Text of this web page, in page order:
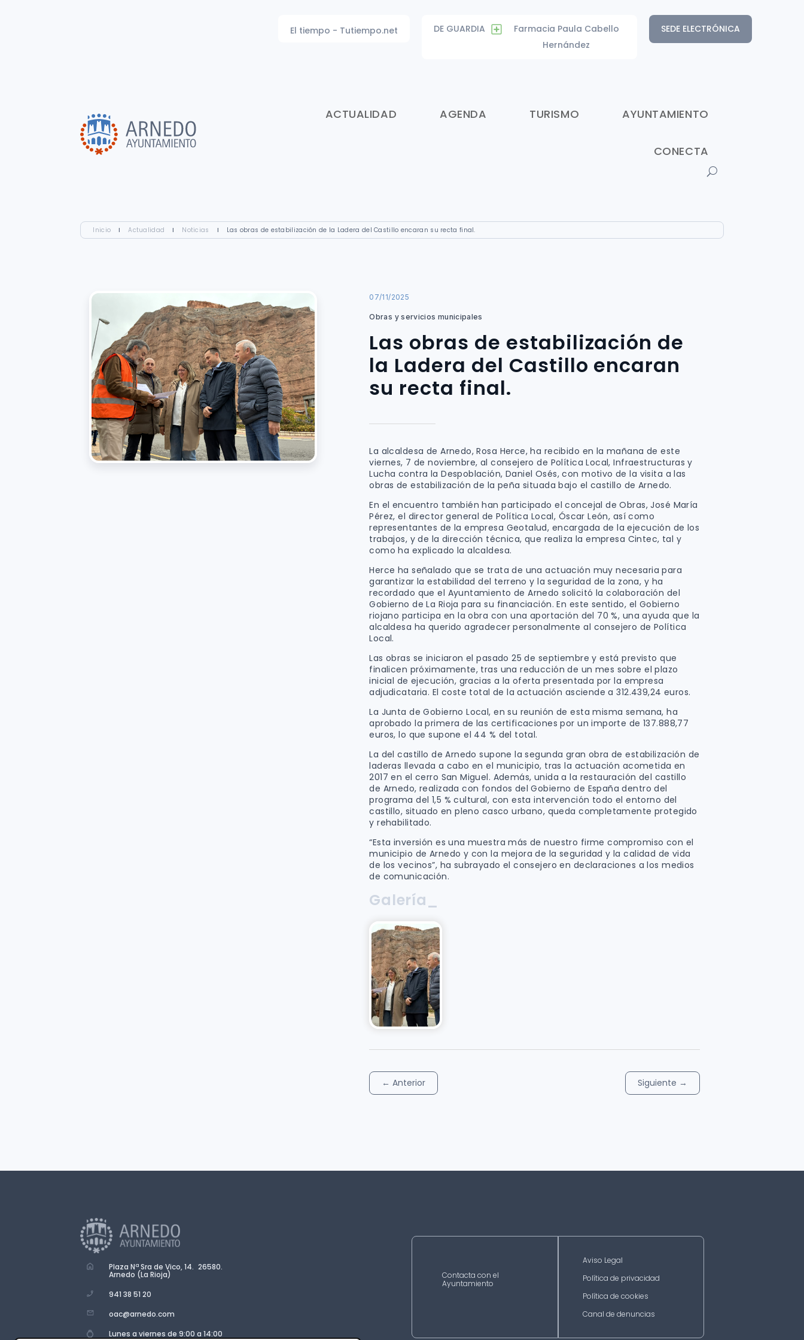
SEDE ELECTRÓNICA
DE GUARDIA
Farmacia Paula Cabello
Hernández
El tiempo - Tutiempo.net
ACTUALIDAD AGENDA TURISMO AYUNTAMIENTO
CONECTA
Inicio I Actualidad I Noticias I Las obras de estabilización de la Ladera del Castillo encaran su recta final.
07/11/2025
Obras y servicios municipales
Las obras de estabilización de
la Ladera del Castillo encaran
su recta final.
La alcaldesa de Arnedo, Rosa Herce, ha recibido en la mañana de este
viernes, 7 de noviembre, al consejero de Política Local, Infraestructuras y
Lucha contra la Despoblación, Daniel Osés, con motivo de la visita a las
obras de estabilización de la peña situada bajo el castillo de Arnedo.
En el encuentro también han participado el concejal de Obras, José María
Pérez, el director general de Política Local, Óscar León, así como
representantes de la empresa Geotalud, encargada de la ejecución de los
trabajos, y de la dirección técnica, que realiza la empresa Cintec, tal y
como ha explicado la alcaldesa.
Herce ha señalado que se trata de una actuación muy necesaria para
garantizar la estabilidad del terreno y la seguridad de la zona, y ha
recordado que el Ayuntamiento de Arnedo solicitó la colaboración del
Gobierno de La Rioja para su financiación. En este sentido, el Gobierno
riojano participa en la obra con una aportación del 70 %, una ayuda que la
alcaldesa ha querido agradecer personalmente al consejero de Política
Local.
Las obras se iniciaron el pasado 25 de septiembre y está previsto que
finalicen próximamente, tras una reducción de un mes sobre el plazo
inicial de ejecución, gracias a la oferta presentada por la empresa
adjudicataria. El coste total de la actuación asciende a 312.439,24 euros.
La Junta de Gobierno Local, en su reunión de esta misma semana, ha
aprobado la primera de las certificaciones por un importe de 137.888,77
euros, lo que supone el 44 % del total.
La del castillo de Arnedo supone la segunda gran obra de estabilización de
laderas llevada a cabo en el municipio, tras la actuación acometida en
2017 en el cerro San Miguel. Además, unida a la restauración del castillo
de Arnedo, realizada con fondos del Gobierno de España dentro del
programa del 1,5 % cultural, con esta intervención todo el entorno del
castillo, situado en pleno casco urbano, queda completamente protegido
y rehabilitado.
“Esta inversión es una muestra más de nuestro firme compromiso con el
municipio de Arnedo y con la mejora de la seguridad y la calidad de vida
de los vecinos”, ha subrayado el consejero en declaraciones a los medios
de comunicación.
Galería_
←Anterior Siguiente →
Plaza Nª Sra de Vico, 14. 26580.
Arnedo (La Rioja)
941 38 51 20
oac@arnedo.com
Lunes a viernes de 9:00 a 14:00
Contacta con el
Ayuntamiento
Aviso Legal
Política de privacidad
Política de cookies
Canal de denuncias